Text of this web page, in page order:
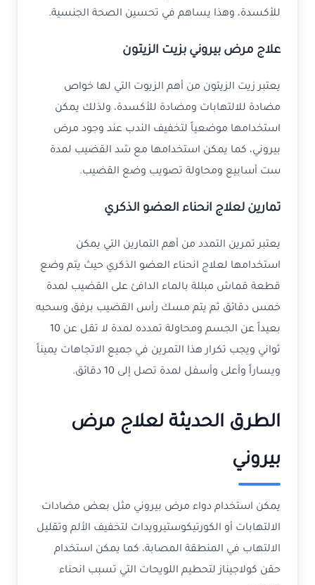
للأكسدة، وهذا يساهم في تحسين الصحة الجنسية.
علاج مرض بيروني بزيت الزيتون
يعتبر زيت الزيتون من أهم الزيوت التي لها خواص
مضادة للالتهابات ومضادة للأكسدة، ولذلك يمكن
استخدامها موضعياً لتخفيف الندب عند وجود مرض
بيروني، كما يمكن استخدامها مع شد القضيب لمدة
ست أسابيع ومحاولة تصويب وضع القضيب.
تمارين لعلاج انحناء العضو الذكري
يعتبر تمرين التمدد من أهم التمارين التي يمكن
استخدامها لعلاج انحناء العضو الذكري حيث يتم وضع
قطعة قماش مبللة بالماء الدافئ على القضيب لمدة
خمس دقائق ثم يتم مسك رأس القضيب برفق وسحبه
بعيداً عن الجسم ومحاولة تمدده لمدة لا تقل عن 10
ثواني ويجب تكرار هذا التمرين في جميع الاتجاهات يميناً
ويساراً وأعلى وأسفل لمدة تصل إلى 10 دقائق.
الطرق الحديثة لعلاج مرض
بيروني
يمكن استخدام دواء مرض بيروني مثل بعض مضادات
الالتهابات أو الكورتيكوستيرويدات لتخفيف الألم وتقليل
الالتهاب في المنطقة المصابة، كما يمكن استخدام
حقن كولاجيناز لتحطيم اللويحات التي تسبب انحناء